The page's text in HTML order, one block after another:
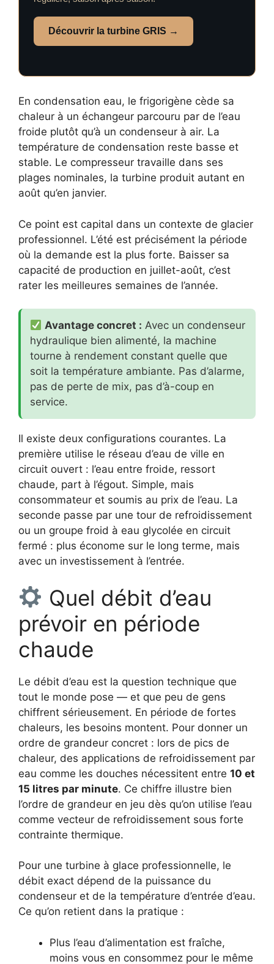
Découvrir la turbine GRIS →
En condensation eau, le frigorigène cède sa
chaleur à un échangeur parcouru par de l’eau
froide plutôt qu’à un condenseur à air. La
température de condensation reste basse et
stable. Le compresseur travaille dans ses
plages nominales, la turbine produit autant en
août qu’en janvier.
Ce point est capital dans un contexte de glacier
professionnel. L’été est précisément la période
où la demande est la plus forte. Baisser sa
capacité de production en juillet-août, c’est
rater les meilleures semaines de l’année.
Avantage concret : Avec un condenseur
hydraulique bien alimenté, la machine
tourne à rendement constant quelle que
soit la température ambiante. Pas d’alarme,
pas de perte de mix, pas d’à-coup en
service.
Il existe deux configurations courantes. La
première utilise le réseau d’eau de ville en
circuit ouvert : l’eau entre froide, ressort
chaude, part à l’égout. Simple, mais
consommateur et soumis au prix de l’eau. La
seconde passe par une tour de refroidissement
ou un groupe froid à eau glycolée en circuit
fermé : plus économe sur le long terme, mais
avec un investissement à l’entrée.
Quel débit d’eau
prévoir en période
chaude
Le débit d’eau est la question technique que
tout le monde pose — et que peu de gens
chiffrent sérieusement. En période de fortes
chaleurs, les besoins montent. Pour donner un
ordre de grandeur concret : lors de pics de
chaleur, des applications de refroidissement par
eau comme les douches nécessitent entre 10 et
15 litres par minute. Ce chiffre illustre bien
l’ordre de grandeur en jeu dès qu’on utilise l’eau
comme vecteur de refroidissement sous forte
contrainte thermique.
Pour une turbine à glace professionnelle, le
débit exact dépend de la puissance du
condenseur et de la température d’entrée d’eau.
Ce qu’on retient dans la pratique :
Plus l’eau d’alimentation est fraîche,
moins vous en consommez pour le même